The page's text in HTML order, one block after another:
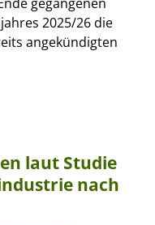
2025/26 die
angekündigten
laut Studie
nach